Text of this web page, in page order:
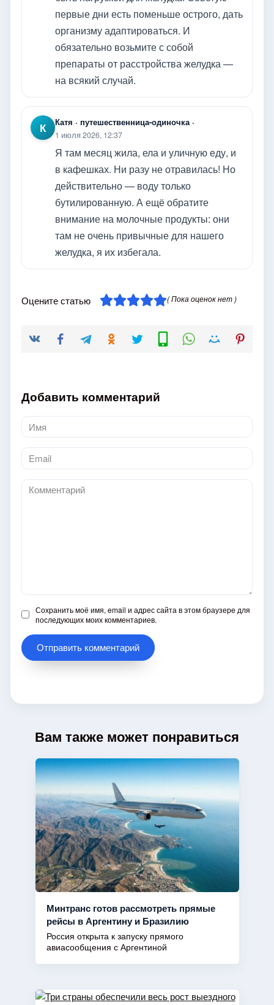
первые дни есть поменьше острого, дать
организму адаптироваться. И
обязательно возьмите с собой
препараты от расстройства желудка —
на всякий случай.
К Катя · путешественница-одиночка ·
1 июля 2026, 12:37
Я там месяц жила, ела и уличную еду, и
в кафешках. Ни разу не отравилась! Но
действительно — воду только
бутилированную. А ещё обратите
внимание на молочные продукты: они
там не очень привычные для нашего
желудка, я их избегала.
Оцените статью ( Пока оценок нет )
Добавить комментарий
Имя
*
Email
*
Комментарий
Сохранить моё имя, email и адрес сайта в этом браузере для
последующих моих комментариев.
Вам также может понравиться
Минтранс готов рассмотреть прямые
рейсы в Аргентину и Бразилию
Россия открыта к запуску прямого
авиасообщения с Аргентиной